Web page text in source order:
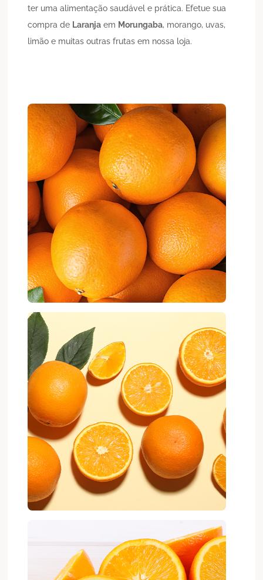
ter uma alimentação saudável e prática. Efetue sua
compra de Laranja em Morungaba, morango, uvas,
limão e muitas outras frutas em nossa loja.